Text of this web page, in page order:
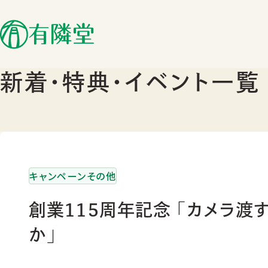
新着･特典･イベント一覧
キャンペーンその他
創業115周年記念 「カメラ渡
か」